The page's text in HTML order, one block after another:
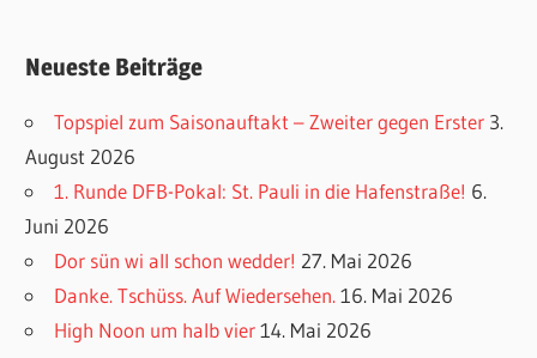
Neueste Beiträge
Topspiel zum Saisonauftakt – Zweiter gegen Erster 3.
August 2026
1. Runde DFB-Pokal: St. Pauli in die Hafenstraße! 6.
Juni 2026
Dor sün wi all schon wedder! 27. Mai 2026
Danke. Tschüss. Auf Wiedersehen. 16. Mai 2026
High Noon um halb vier 14. Mai 2026